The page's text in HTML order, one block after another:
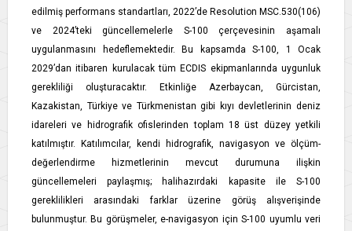
edilmiş performans standartları, 2022’de Resolution MSC.530(106)
ve 2024’teki güncellemelerle S-100 çerçevesinin aşamalı
uygulanmasını hedeflemektedir. Bu kapsamda S-100, 1 Ocak
2029’dan itibaren kurulacak tüm ECDIS ekipmanlarında uygunluk
gerekliliği oluşturacaktır. Etkinliğe Azerbaycan, Gürcistan,
Kazakistan, Türkiye ve Türkmenistan gibi kıyı devletlerinin deniz
idareleri ve hidrografik ofislerinden toplam 18 üst düzey yetkili
katılmıştır. Katılımcılar, kendi hidrografik, navigasyon ve ölçüm-
değerlendirme hizmetlerinin mevcut durumuna ilişkin
güncellemeleri paylaşmış; halihazırdaki kapasite ile S-100
gereklilikleri arasındaki farklar üzerine görüş alışverişinde
bulunmuştur. Bu görüşmeler, e-navigasyon için S-100 uyumlu veri